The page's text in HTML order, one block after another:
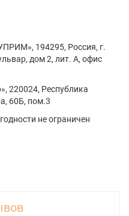
194295, Россия, г.
дом 2, лит. А, офис
220024, Республика
60Б, пом.3
не ограничен